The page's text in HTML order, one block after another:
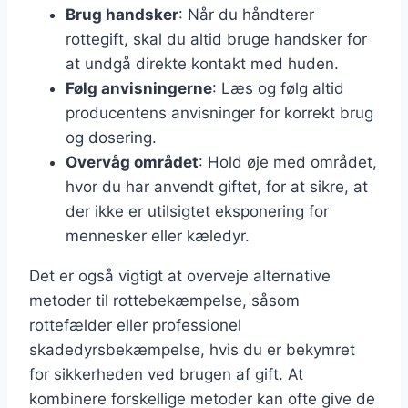
Brug handsker: Når du håndterer
rottegift, skal du altid bruge handsker for
at undgå direkte kontakt med huden.
Følg anvisningerne: Læs og følg altid
producentens anvisninger for korrekt brug
og dosering.
Overvåg området: Hold øje med området,
hvor du har anvendt giftet, for at sikre, at
der ikke er utilsigtet eksponering for
mennesker eller kæledyr.
Det er også vigtigt at overveje alternative
metoder til rottebekæmpelse, såsom
rottefælder eller professionel
skadedyrsbekæmpelse, hvis du er bekymret
for sikkerheden ved brugen af gift. At
kombinere forskellige metoder kan ofte give de